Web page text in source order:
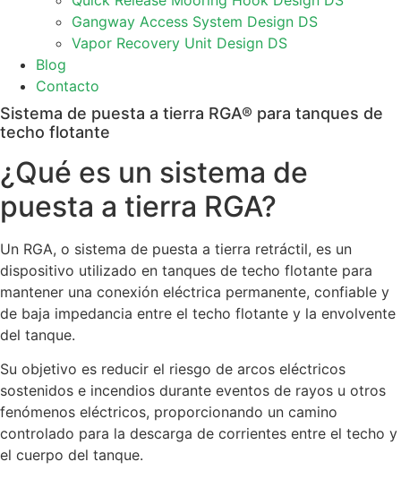
Gangway Access System Design DS
Vapor Recovery Unit Design DS
Blog
Contacto
Sistema de puesta a tierra RGA® para tanques de
techo flotante
¿Qué es un sistema de
puesta a tierra RGA?
Un RGA, o sistema de puesta a tierra retráctil, es un
dispositivo utilizado en tanques de techo flotante para
mantener una conexión eléctrica permanente, confiable y
de baja impedancia entre el techo flotante y la envolvente
del tanque.
Su objetivo es reducir el riesgo de arcos eléctricos
sostenidos e incendios durante eventos de rayos u otros
fenómenos eléctricos, proporcionando un camino
controlado para la descarga de corrientes entre el techo y
el cuerpo del tanque.